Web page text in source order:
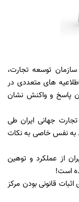
سازمان توسعه تجارت،
های متعددی در
پاسخ و واکنش نشان
جهانی ایران طی
به نفس خاصی به نکات
از عملکرد و توهین
است!
قانونی بودن مرکز